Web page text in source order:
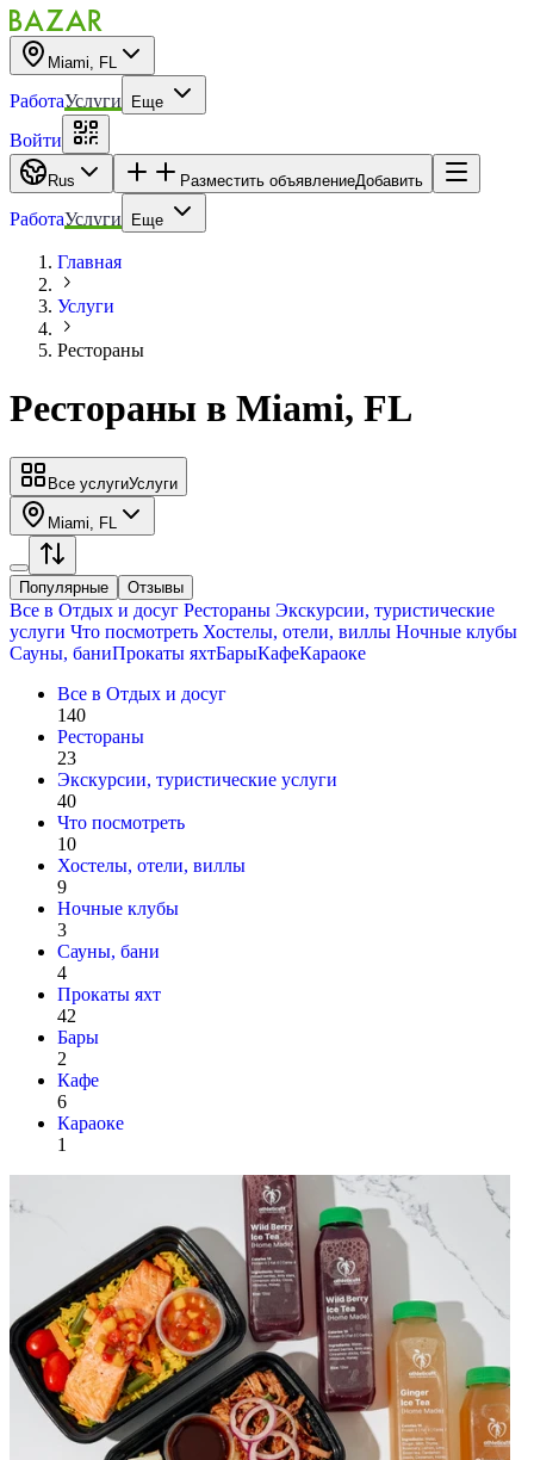
Miami, FL
РаботаУслуги Еще
Войти
Rus Разместить объявлениеДобавить
РаботаУслуги Еще
Главная
Услуги
Рестораны
Рестораны в Miami, FL
Все услугиУслуги
Miami, FL
Популярные Отзывы
Все в Отдых и досуг Рестораны Экскурсии, туристические
услуги Что посмотреть Хостелы, отели, виллы Ночные клубы
Сауны, баниПрокаты яхтБарыКафеКараоке
Все в Отдых и досуг
140
Рестораны
23
Экскурсии, туристические услуги
40
Что посмотреть
10
Хостелы, отели, виллы
9
Ночные клубы
3
Сауны, бани
4
Прокаты яхт
42
Бары
2
Кафе
6
Караоке
1